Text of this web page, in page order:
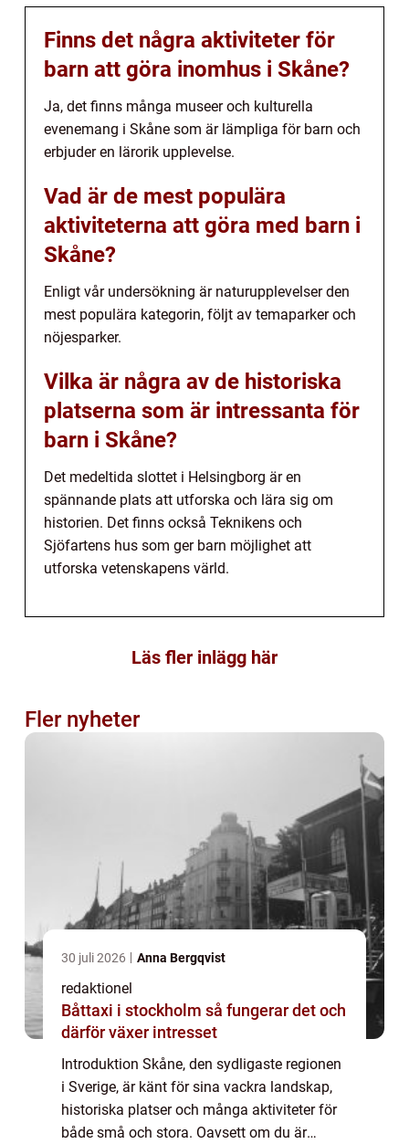
Finns det några aktiviteter för
barn att göra inomhus i Skåne?
Ja, det finns många museer och kulturella
evenemang i Skåne som är lämpliga för barn och
erbjuder en lärorik upplevelse.
Vad är de mest populära
aktiviteterna att göra med barn i
Skåne?
Enligt vår undersökning är naturupplevelser den
mest populära kategorin, följt av temaparker och
nöjesparker.
Vilka är några av de historiska
platserna som är intressanta för
barn i Skåne?
Det medeltida slottet i Helsingborg är en
spännande plats att utforska och lära sig om
historien. Det finns också Teknikens och
Sjöfartens hus som ger barn möjlighet att
utforska vetenskapens värld.
Läs fler inlägg här
Fler nyheter
30 juli 2026 Anna Bergqvist
redaktionel
Båttaxi i stockholm så fungerar det och
därför växer intresset
Introduktion Skåne, den sydligaste regionen
i Sverige, är känt för sina vackra landskap,
historiska platser och många aktiviteter för
både små och stora. Oavsett om du är